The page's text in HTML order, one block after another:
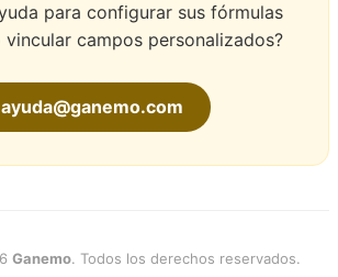
para configurar sus fórmulas
vincular campos personalizados?
ayuda@ganemo.com
Ganemo. Todos los derechos reservados.